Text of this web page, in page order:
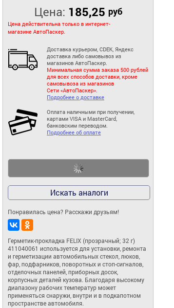
Цена: 185,25 руб
Цена действительна только в интернет-
магазине АвтоПаскер.
Доставка курьером, CDEK, Яндекс
доставка либо самовывоз из
магазинов АвтоПаскер.
Минимальная сумма заказа 500 рублей
для всех способов доставки, кроме
самовывоза из магазинов
Сети «АвтоПаскер».
Подробнее о доставке
Оплата наличными при получении,
картами VISA и MasterCard,
банковским переводом.
Подробнее об оплате
Искать аналоги
Понравилась цена? Расскажи друзьям!
Герметик-прокладка FELIX (прозрачный; 32 г)
411040061 используется для установки, ремонта
и герметизации автомобильных стекол, люков,
фар, подфарников, поворотных и стоп-сигналов,
отделочных панелей, приборных досок,
корпусных деталей кузова. Благодаря высокому
диапазону рабочих температур может
применяться снаружи, внутри и в подкапотном
пространстве автомобиля.